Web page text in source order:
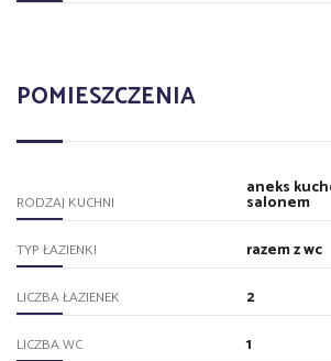
POMIESZCZENIA
RODZAJ KUCHNI
aneks
salonem
TYP ŁAZIENKI razem z wc
LICZBA ŁAZIENEK 2
LICZBA WC 1